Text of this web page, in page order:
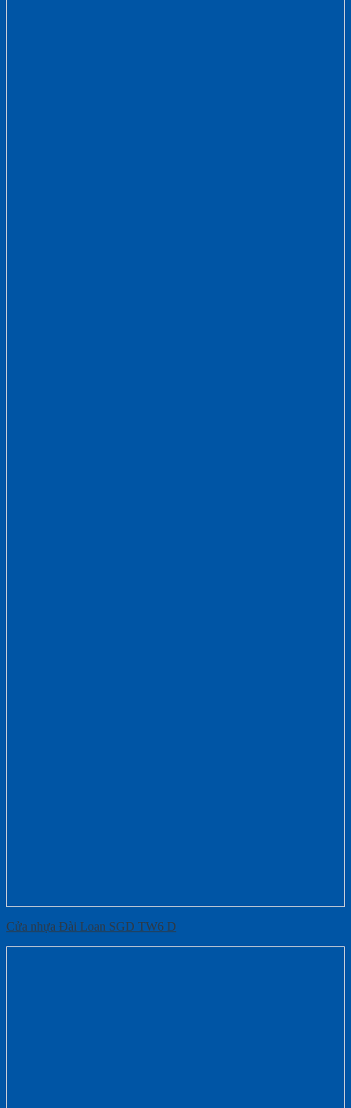
Cửa nhựa Đài Loan SGD TW6 D